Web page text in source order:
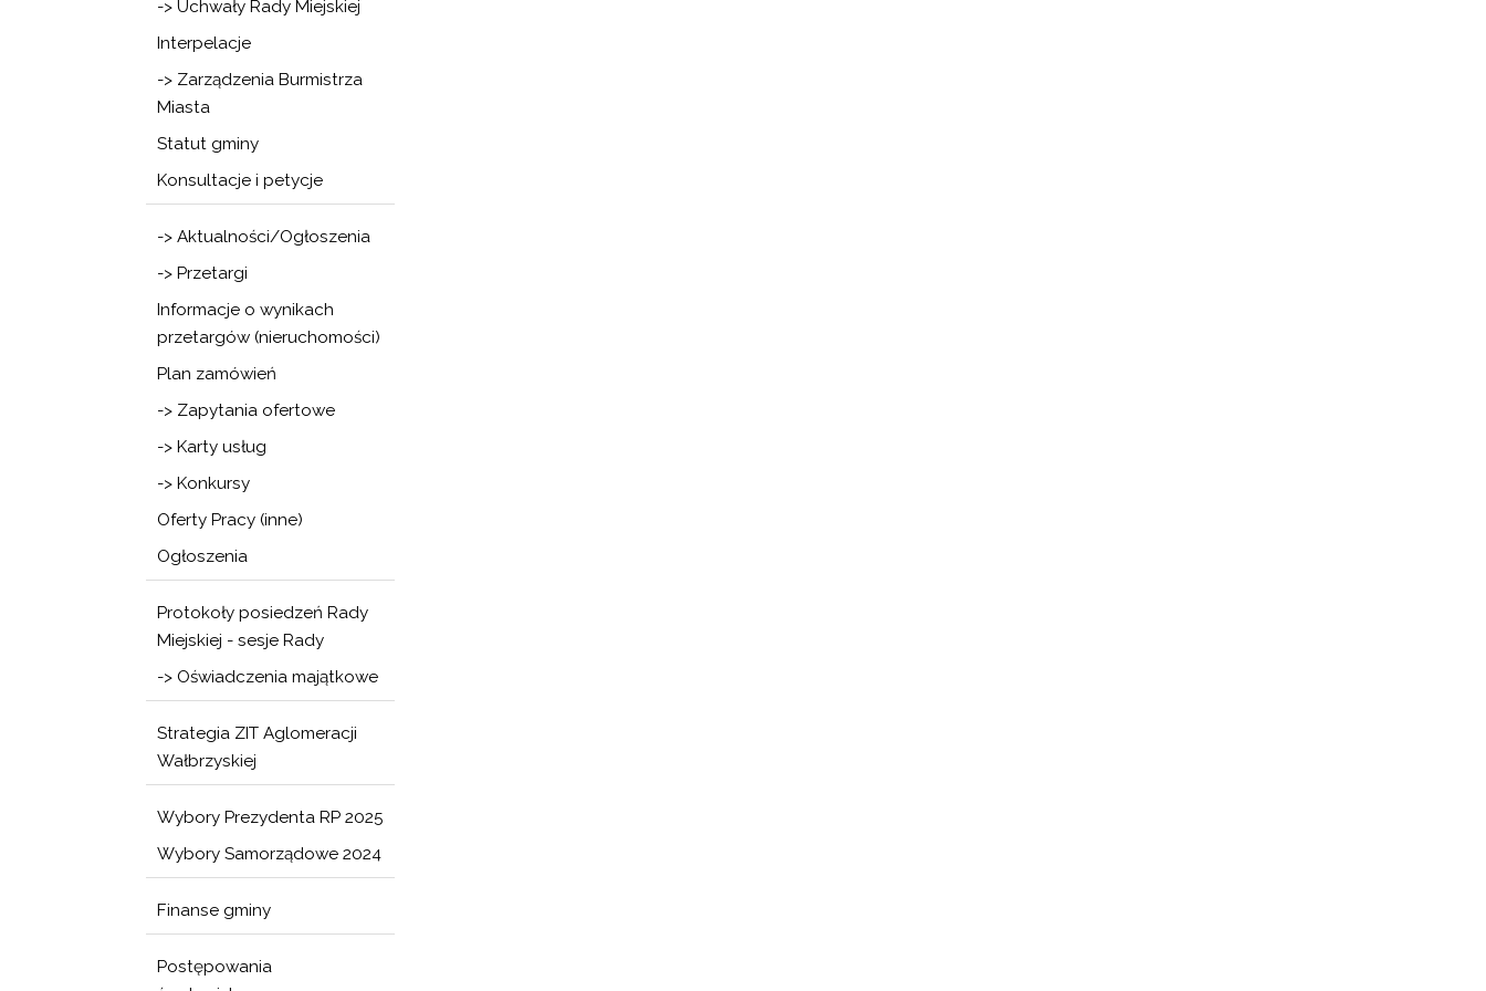
-> Uchwały Rady Miejskiej
Interpelacje
-> Zarządzenia Burmistrza
Miasta
Statut gminy
Konsultacje i petycje
-> Aktualności/Ogłoszenia
-> Przetargi
Informacje o wynikach
przetargów (nieruchomości)
Plan zamówień
-> Zapytania ofertowe
-> Karty usług
-> Konkursy
Oferty Pracy (inne)
Ogłoszenia
Protokoły posiedzeń Rady
Miejskiej - sesje Rady
-> Oświadczenia majątkowe
Strategia ZIT Aglomeracji
Wałbrzyskiej
Wybory Prezydenta RP 2025
Wybory Samorządowe 2024
Finanse gminy
Postępowania